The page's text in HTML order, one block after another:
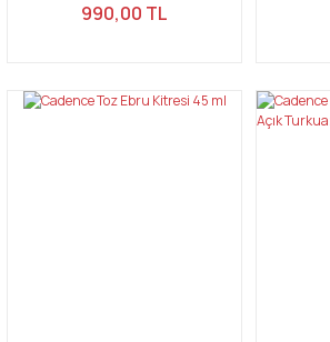
990,00 TL